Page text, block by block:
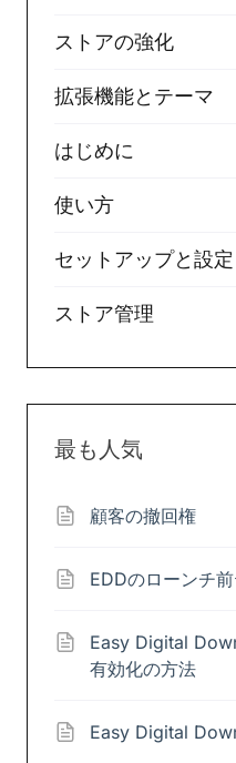
ストアの強化
拡張機能とテーマ
はじめに
使い方
セットアップと設定
ストア管理
最も人気
顧客の撤回権
EDDのローンチ前
Easy Digital
有効化の方法
Easy Digital